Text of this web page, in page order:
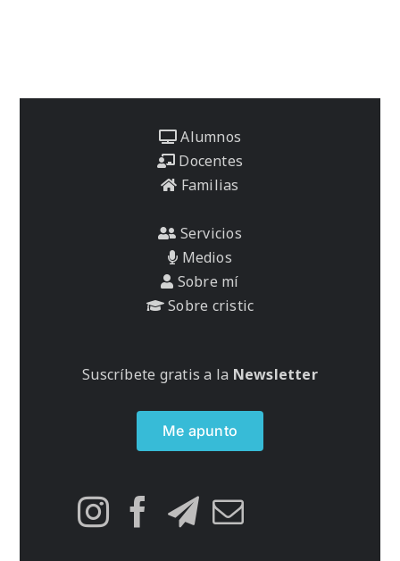
Alumnos
Docentes
Familias
Servicios
Medios
Sobre mí
Sobre cristic
Suscríbete gratis a la Newsletter
Me apunto